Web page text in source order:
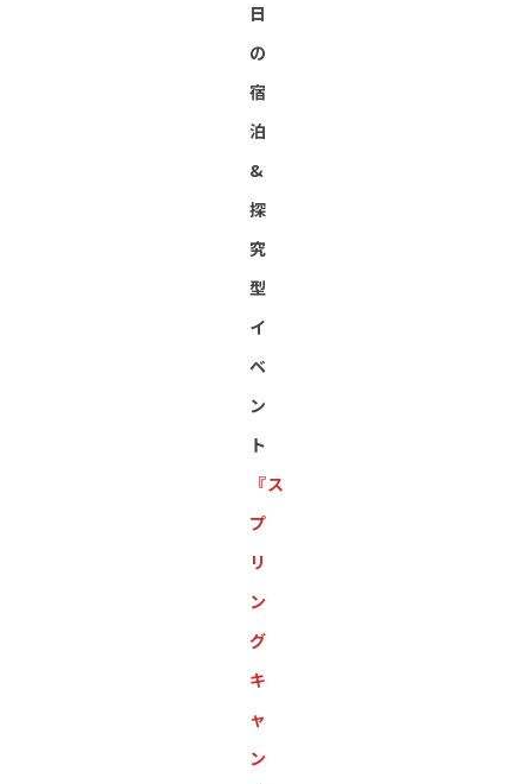
日
の
宿
泊
&
探
究
型
イ
ベ
ン
ト
『ス
プ
リ
ン
グ
キ
ャ
ン